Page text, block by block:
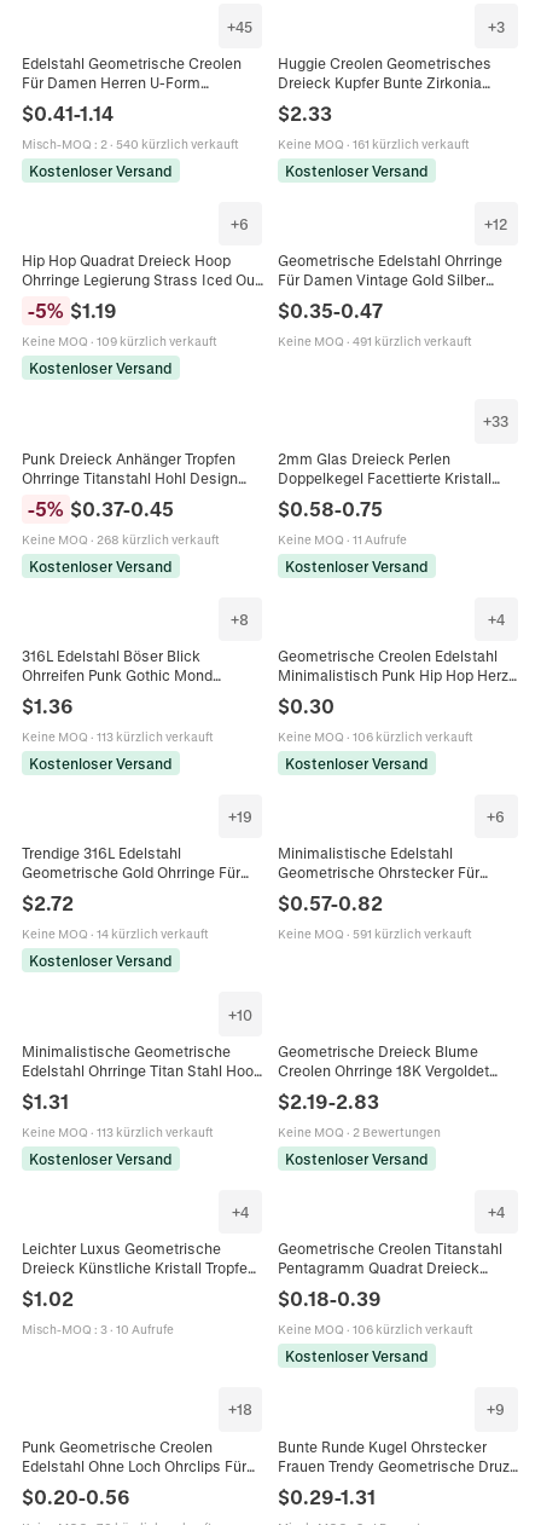
+45
Edelstahl Geometrische Creolen
Für Damen Herren U-Form
Sechseck Dreieck Quadrat Herz
Stern Polierter Huggie Schmuck
$0.41-1.14
Misch-MOQ : 2· 540 kürzlich verkauft
Kostenloser Versand
+3
Huggie Creolen Geometrisches
Dreieck Kupfer Bunte Zirkonia
Vergoldet Luxus Mode Schmuck
Für Frauen
$2.33
Keine MOQ · 161 kürzlich verkauft
Kostenloser Versand
+6
Hip Hop Quadrat Dreieck Hoop
Ohrringe Legierung Strass Iced Out
Geometrischer Modeschmuck Für
Herren
-5% $1.19
Keine MOQ · 109 kürzlich verkauft
Kostenloser Versand
+12
Geometrische Edelstahl Ohrringe
Für Damen Vintage Gold Silber
Überzogen Stern Herz Raute
Dreieck Geometrischer Schmuck
$0.35-0.47
Keine MOQ · 491 kürzlich verkauft
Punk Dreieck Anhänger Tropfen
Ohrringe Titanstahl Hohl Design
Minimalistischer Stil Für Damen
Und Herren
-5% $0.37-0.45
Keine MOQ · 268 kürzlich verkauft
Kostenloser Versand
+33
2mm Glas Dreieck Perlen
Doppelkegel Facettierte Kristall
Schmuckherstellung Ohrringe
Armband Halskette Zubehör
$0.58-0.75
Keine MOQ · 11 Aufrufe
Kostenloser Versand
+8
316L Edelstahl Böser Blick
Ohrreifen Punk Gothic Mond
Dreieck Keltischer Knoten
Anhänger Ohrringe Für Herren
Damen Schmuck
$1.36
Keine MOQ · 113 kürzlich verkauft
Kostenloser Versand
+4
Geometrische Creolen Edelstahl
Minimalistisch Punk Hip Hop Herz
Dreieck Stern Sechseck Quadrat
Rechteck Silberton
$0.30
Keine MOQ · 106 kürzlich verkauft
Kostenloser Versand
+19
Trendige 316L Edelstahl
Geometrische Gold Ohrringe Für
Damen Lava Textur Dreieck Herz
Blume Blatt Ohrstecker Schmuck
$2.72
Keine MOQ · 14 kürzlich verkauft
Kostenloser Versand
+6
Minimalistische Edelstahl
Geometrische Ohrstecker Für
Damen Quadrat Dreieck Rund Herz
X Form Gold Silber Roségold
Kleiner Piercing Schmuck
$0.57-0.82
Keine MOQ · 591 kürzlich verkauft
+10
Minimalistische Geometrische
Edelstahl Ohrringe Titan Stahl Hoop
Huggie Herz Quadrat Dreieck
Sechseck Schmuck Unisex
$1.31
Keine MOQ · 113 kürzlich verkauft
Kostenloser Versand
Geometrische Dreieck Blume
Creolen Ohrringe 18K Vergoldet
Legierung Mit Kupferohrstecker
Kunstperle Zirkon Vintage Mode
Für Frauen
$2.19-2.83
Keine MOQ · 2 Bewertungen
Kostenloser Versand
+4
Leichter Luxus Geometrische
Dreieck Künstliche Kristall Tropfen
Ohrringe Für Damen Vergoldete
Legierung Facettiertem Glas
Schmuck Ohrringe
$1.02
Misch-MOQ : 3· 10 Aufrufe
+4
Geometrische Creolen Titanstahl
Pentagramm Quadrat Dreieck
Anhänger Punk Stil Schmuck Für
Herren Damen
$0.18-0.39
Keine MOQ · 106 kürzlich verkauft
Kostenloser Versand
+18
Punk Geometrische Creolen
Edelstahl Ohne Loch Ohrclips Für
Dreieck Quadrat Herz Sechseck
$0.20-0.56
+9
Bunte Runde Kugel Ohrstecker
Frauen Trendy Geometrische Druzy
Schmuck Accessoire
$0.29-1.31